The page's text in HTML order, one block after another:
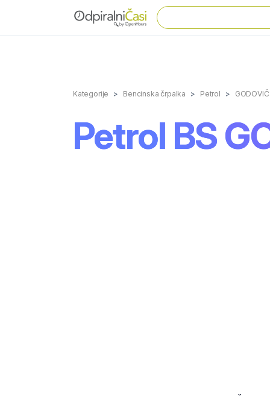
Kategorije Bencinska črpalka Petrol GODOVIČ
Petrol BS